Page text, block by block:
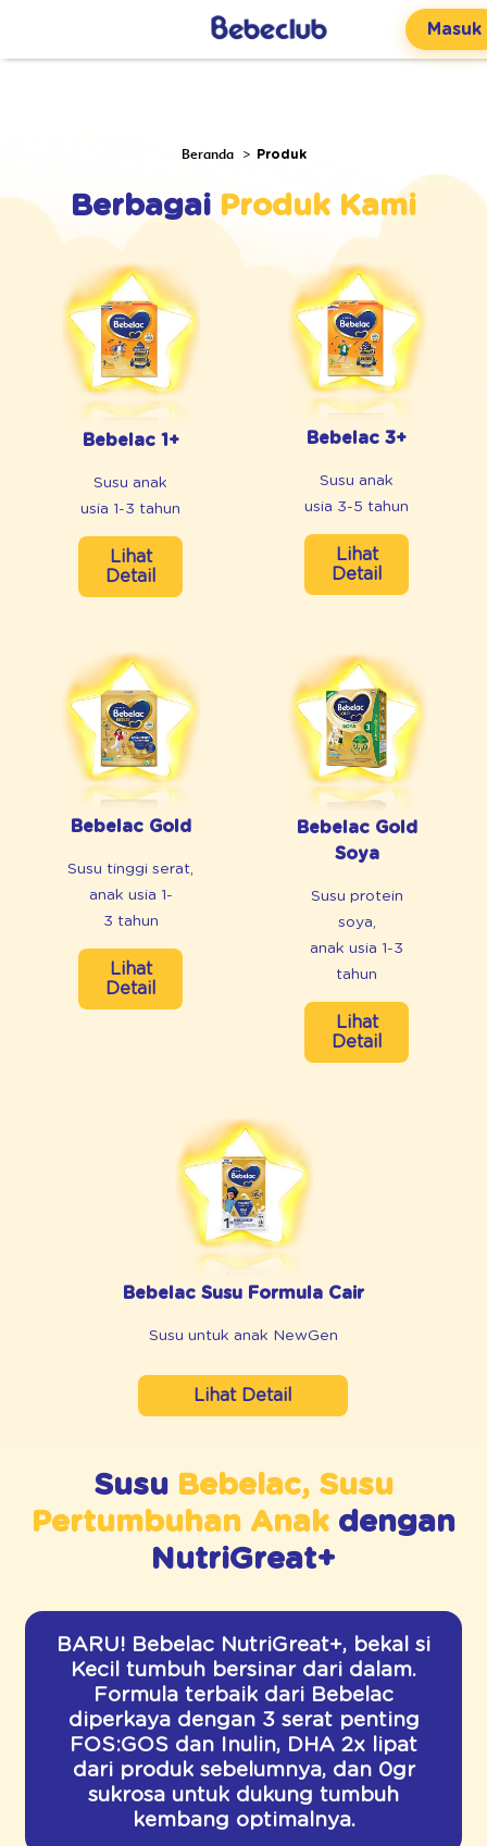
Masuk
Beranda Produk
Berbagai Produk Kami
Bebelac 1+
Susu anak
usia 1-3 tahun
Lihat
Detail
Bebelac 3+
Susu anak
usia 3-5 tahun
Lihat
Detail
Bebelac Gold
Susu tinggi serat,
anak usia 1-
3 tahun
Lihat
Detail
Bebelac Gold
Soya
Susu protein
soya,
anak usia 1-3
tahun
Lihat
Detail
Bebelac Susu Formula Cair
Susu untuk anak NewGen
Lihat Detail
Susu Bebelac, Susu
Pertumbuhan Anak dengan
NutriGreat+
BARU! Bebelac NutriGreat+, bekal si
Kecil tumbuh bersinar dari dalam.
Formula terbaik dari Bebelac
diperkaya dengan 3 serat penting
FOS:GOS dan Inulin, DHA 2x lipat
dari produk sebelumnya, dan 0gr
sukrosa untuk dukung tumbuh
kembang optimalnya.